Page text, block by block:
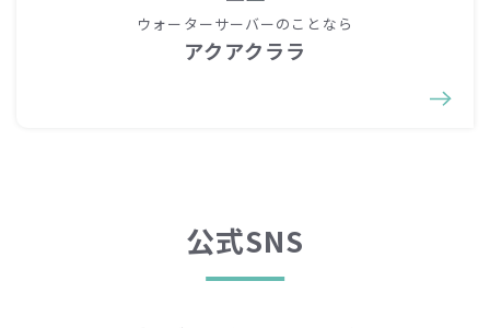
ウォーターサーバーのことなら
アクアクララ
公式SNS